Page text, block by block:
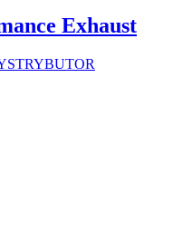
Exhaust